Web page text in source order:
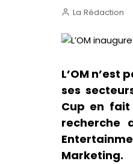
La Rédaction
L’OM
ses
Cup en
recherche
Marketing.